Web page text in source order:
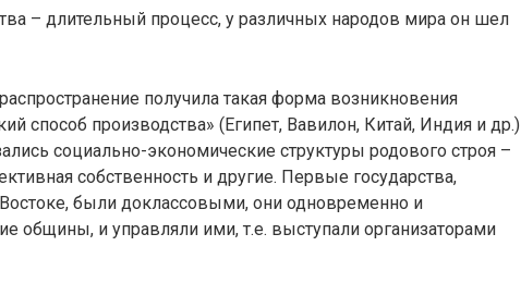
– длительный процесс, у различных народов мира он шел
получила такая форма возникновения
способ производства» (Египет, Вавилон, Китай, Индия и др.)
социально-экономические структуры родового строя –
собственность и другие. Первые государства,
были доклассовыми, они одновременно и
общины, и управляли ими, т.е. выступали организаторами